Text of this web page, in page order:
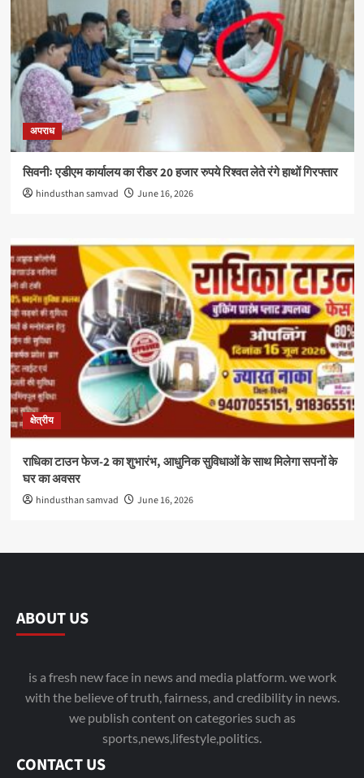
अपराध
सिवनीः एडीएम कार्यालय का रीडर 20 हजार रुपये रिश्वत लेते रंगे हाथों गिरफ्तार
hindusthan samvad June 16, 2026
क्षेत्रीय
राधिका टाउन फेज-2 का शुभारंभ, आधुनिक सुविधाओं के साथ मिलेगा सपनों के
घर का अवसर
hindusthan samvad June 16, 2026
ABOUT US
is a fresh new face in news and media platform. we work
with the believe of truth, fairness, and credibility in news.
we publish content on categories such as
sports,news,lifestyle,politics.
CONTACT US